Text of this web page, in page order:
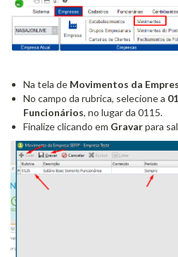
Na tela de Movimentos da
No campo da rubrica, selecione a
Funcionários, no lugar da 0115.
Finalize clicando em Gravarpara